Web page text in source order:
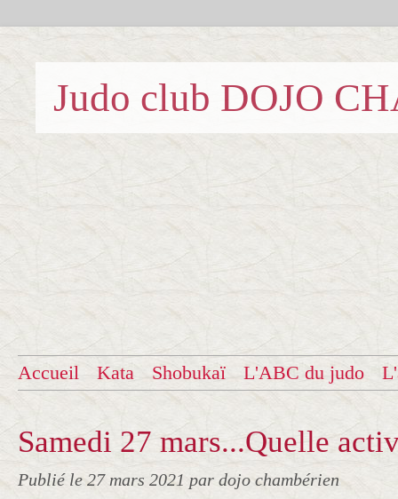
Judo club DOJO
Accueil Kata Shobukaï L'ABC du judo
Samedi 27 mars...Quelle
Publié le 27 mars 2021 par dojo chambérien